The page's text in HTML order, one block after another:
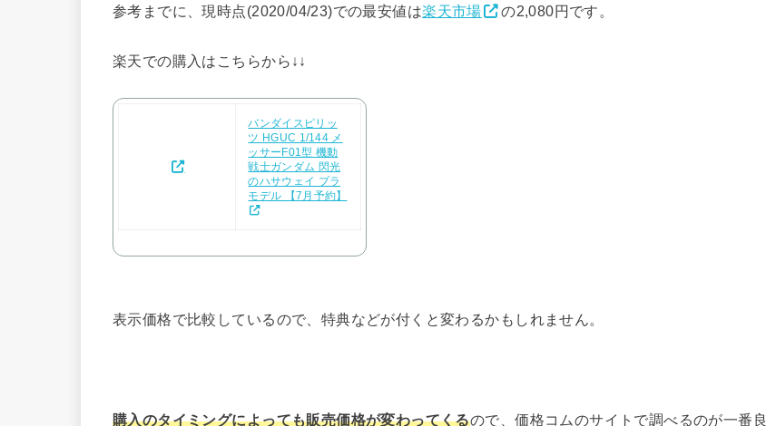
参考までに、現時点(2020/04/23)での最安値は楽天市場 の2,080円です。
楽天での購入はこちらから↓↓
バンダイスピリッ
ツ HGUC 1/144 メ
ッサーF01型 機動
戦士ガンダム 閃光
のハサウェイ プラ
モデル 【7月予約】
表示価格で比較しているので、特典などが付くと変わるかもしれません。
購入のタイミングによっても販売価格が変わってくるので、価格コムのサイトで調べるのが一番良